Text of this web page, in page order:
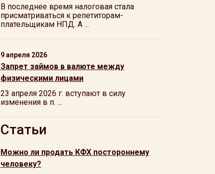
В последнее время налоговая стала
присматриваться к репетиторам-
плательщикам НПД. А ...
9 апреля 2026
Запрет займов в валюте между
физическими лицами
23 апреля 2026 г. вступают в силу
изменения в п. ...
Статьи
Можно ли продать КФХ постороннему
человеку?